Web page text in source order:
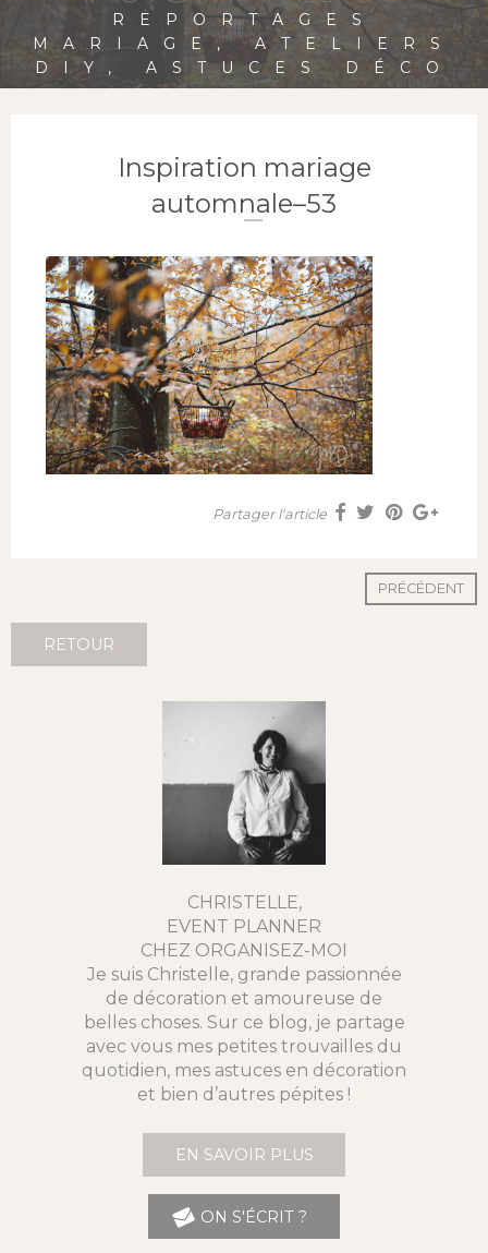
REPORTAGES
MARIAGE, ATELIERS
DIY, ASTUCES DÉCO
Inspiration mariage
automnale–53
Partager l'article
PRÉCÉDENT
RETOUR
CHRISTELLE,
EVENT PLANNER
CHEZ ORGANISEZ-MOI
Je suis Christelle, grande passionnée
de décoration et amoureuse de
belles choses. Sur ce blog, je partage
avec vous mes petites trouvailles du
quotidien, mes astuces en décoration
et bien d’autres pépites !
EN SAVOIR PLUS
ON S'ÉCRIT ?